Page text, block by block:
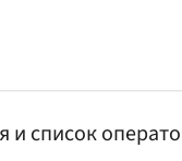
и список